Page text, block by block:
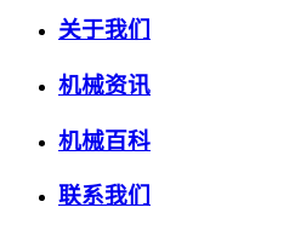
关于我们
机械资讯
机械百科
联系我们